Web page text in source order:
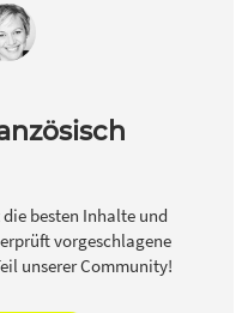
besten Inhalte und
vorgeschlagene
unserer Community!